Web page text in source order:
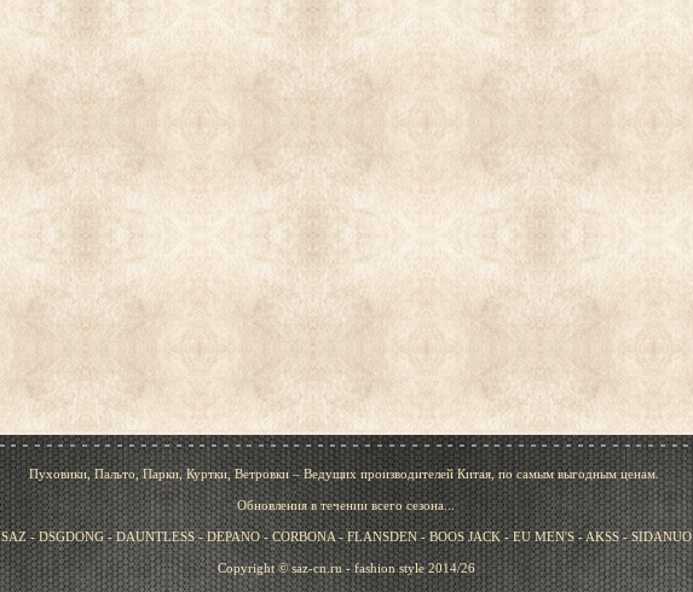
Пуховики, Пальто, Парки, Куртки, Ветровки – Ведущих производителей Китая, по самым выгодным ценам.
Обновления в течении всего сезона...
SAZ - DSGDONG - DAUNTLESS - DEPANO - CORBONA - FLANSDEN - BOOS JACK - EU MEN'S - AKSS - SIDANUO
Copyright © saz-cn.ru - fashion style 2014/26